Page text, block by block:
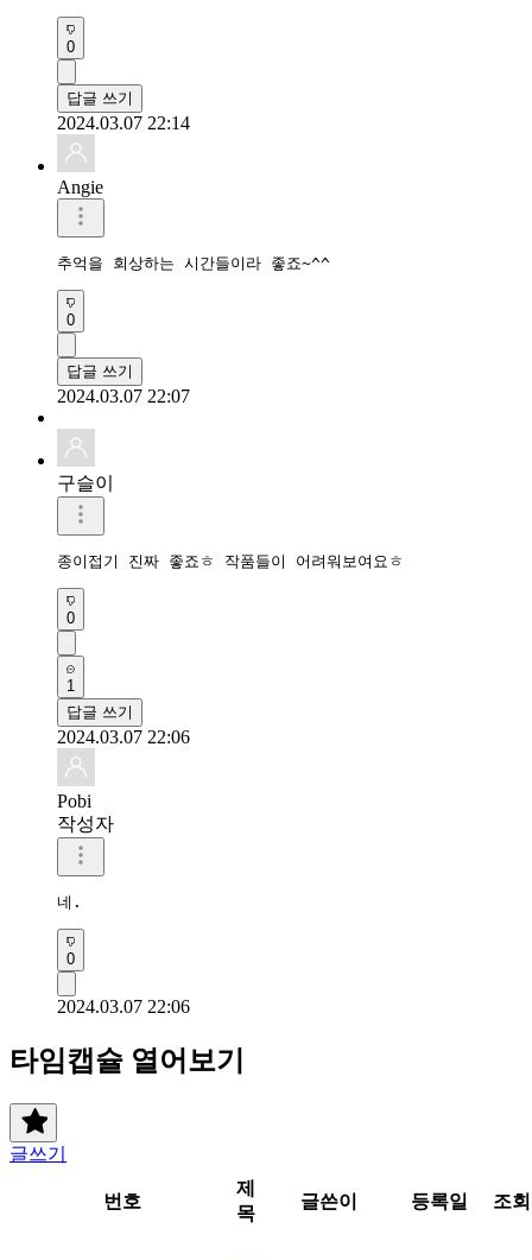
0
답글 쓰기
2024.03.07 22:14
Angie
추억을 회상하는 시간들이라 좋죠~^^
0
답글 쓰기
2024.03.07 22:07
구슬이
종이접기 진짜 좋죠ㅎ 작품들이 어려워보여요ㅎ
0
1
답글 쓰기
2024.03.07 22:06
Pobi
작성자
0
2024.03.07 22:06
타임캡슐 열어보기
글쓰기
번호
제
목
글쓴이 등록일 조회